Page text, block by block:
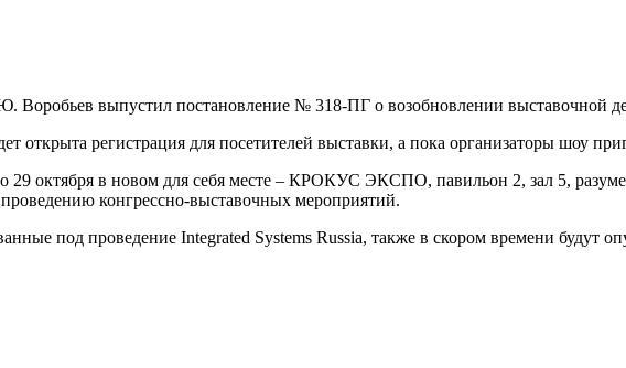
Воробьев выпустил постановление № 318-ПГ о возобновлении выставочной
открыта регистрация для посетителей выставки, а пока организаторы шоу
29 октября в новом для себя месте – КРОКУС ЭКСПО, павильон 2, зал 5,
конгрессно-выставочных мероприятий.
под проведение Integrated Systems Russia, также в скором времени будут